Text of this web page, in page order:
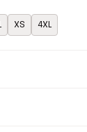
XS 4XL